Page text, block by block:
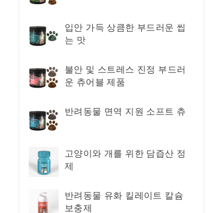
입안 가득 상큼한 부드러운 씹
는 맛
불안 및 스트레스 진정 부드러
운 츄어블 제품
반려동물 면역 지원 소프트 츄
고양이와 개를 위한 담즙산 정
제
반려동물 유화 킬레이트 칼슘
보충제